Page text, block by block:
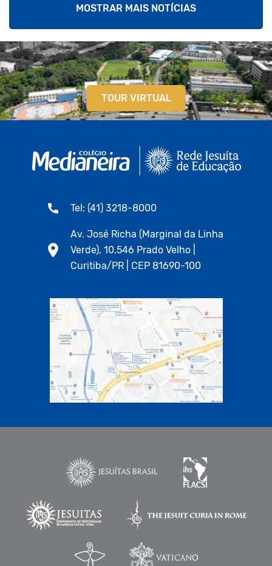
MOSTRAR MAIS NOTÍCIAS
TOUR VIRTUAL
Tel: (41) 3218-8000
Av. José Richa (Marginal da Linha
Verde), 10.546 Prado Velho |
Curitiba/PR | CEP 81690-100